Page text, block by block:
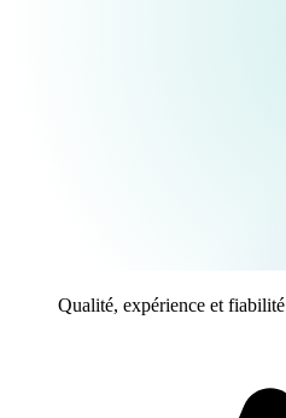
Qualité, expérience et fiabilité